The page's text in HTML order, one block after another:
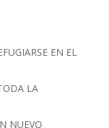
EN EL
LA
NUEVO